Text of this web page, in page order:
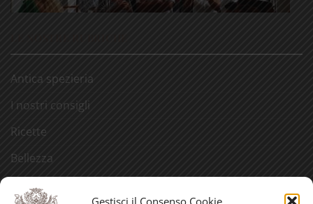
Antica spezieria
I nostri consigli
Ricette
Bellezza
Aforismi